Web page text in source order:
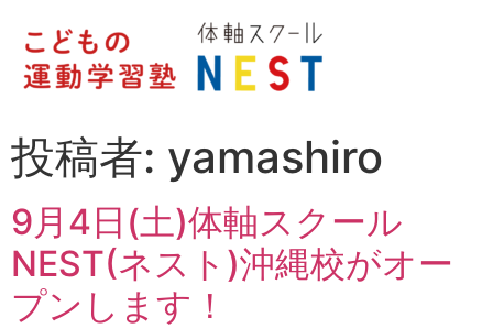
投稿者: yamashiro
9月4日(土)体軸スクール
NEST(ネスト)沖縄校がオー
プンします！